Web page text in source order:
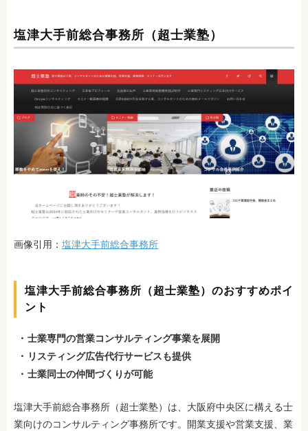
塩津大手前総合事務所（超士業塾）
画像引用： 塩津大手前総合事務所
塩津大手前総合事務所（超士業塾）のおすすめポイ
ント
士業専門の営業コンサルティング事業を展開
リスティング広告代行サービスも提供
士業同士の仲間づくりが可能
塩津大手前総合事務所（超士業塾）は、大阪府中央区に構える士
業向けのコンサルティング事務所です。開業支援や営業支援、業